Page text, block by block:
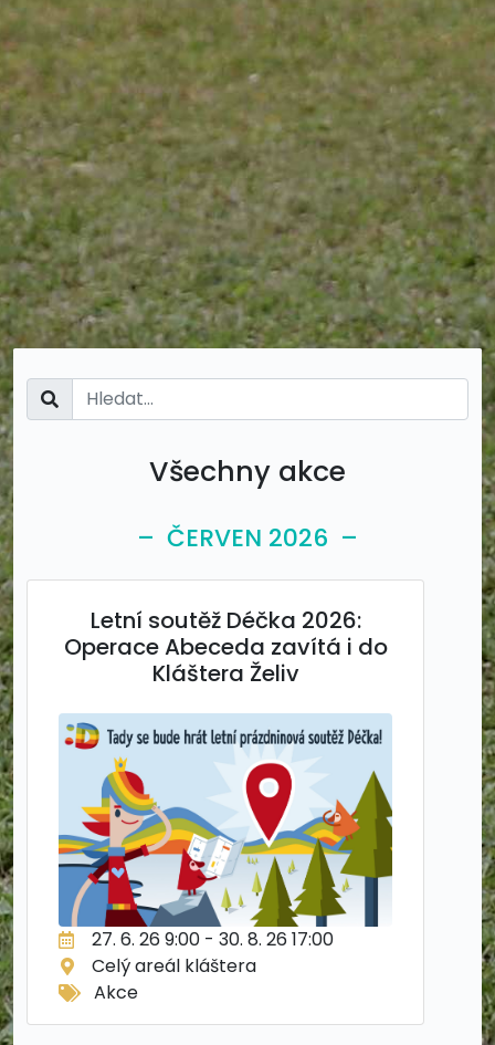
Všechny akce
– ČERVEN 2026 –
Letní soutěž Déčka 2026:
Operace Abeceda zavítá i do
Kláštera Želiv
27. 6. 26 9:00 - 30. 8. 26 17:00
Celý areál kláštera
Akce